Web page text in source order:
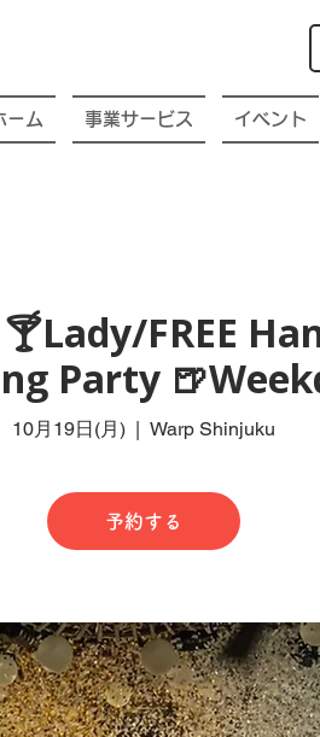
ーム 事業サービス イベント
FREE
Party
10月19日(月)
  |
Warp Shinjuku
予約する